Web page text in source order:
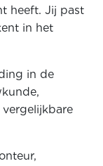
heeft. Jij past
in het
in de